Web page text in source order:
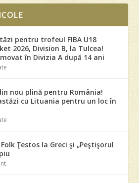
pentru trofeul FIBA U18
2026, Division B, la Tulcea!
în Divizia A după 14 ani
nou plină pentru România!
cu Lituania pentru un loc în
Ţestos la Greci şi „Peştişorul